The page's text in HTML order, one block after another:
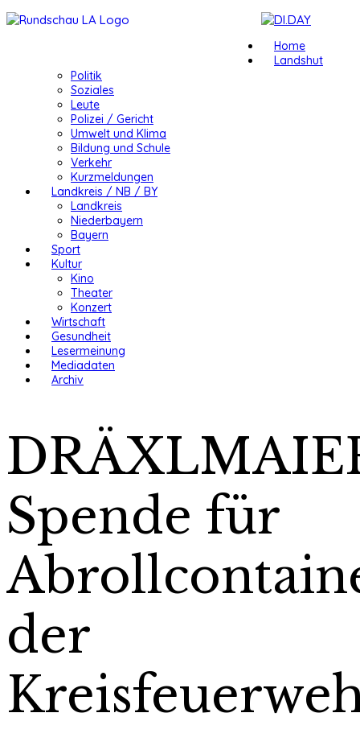
Home
Landshut
Politik
Soziales
Leute
Polizei / Gericht
Umwelt und Klima
Bildung und Schule
Verkehr
Kurzmeldungen
Landkreis / NB / BY
Landkreis
Niederbayern
Bayern
Sport
Kultur
Kino
Theater
Konzert
Wirtschaft
Gesundheit
Lesermeinung
Mediadaten
Archiv
Spende für
der